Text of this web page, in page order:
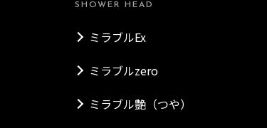
SHOWER HEAD
ミラブルEx
ミラブルzero
ミラブル艶（つや）